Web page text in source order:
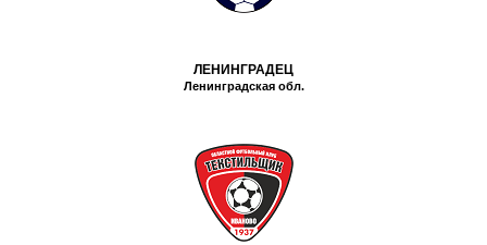
ЛЕНИНГРАДЕЦ
Ленинградская обл.